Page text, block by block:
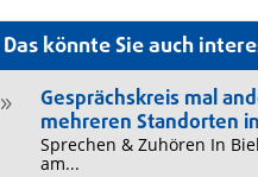
Das könnte Sie auch
9
Gesprächskreis mal
mehreren Standorten
Sprechen & Zuhören In
am...